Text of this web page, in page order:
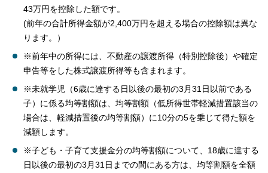
43万円を控除した額です。
(前年の合計所得金額が2,400万円を超える場合の控除額は異な
ります。）
※前年中の所得には、不動産の譲渡所得（特別控除後）や確定
申告等をした株式譲渡所得等も含まれます。
※未就学児（6歳に達する日以後の最初の3月31日以前である
子）に係る均等割額は、均等割額（低所得世帯軽減措置該当の
場合は、軽減措置後の均等割額）に10分の5を乗じて得た額を
減額します。
※子ども・子育て支援金分の均等割額について、18歳に達する
日以後の最初の3月31日までの間にある方は、均等割額を全額